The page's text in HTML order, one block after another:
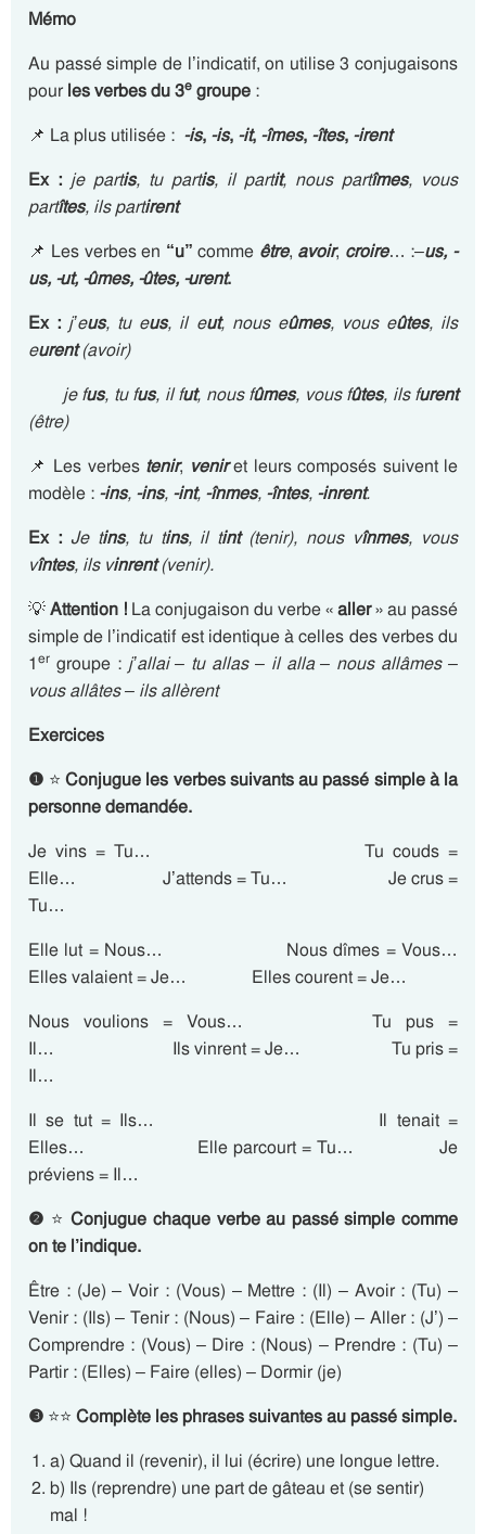
Mémo
Au passé simple de l’indicatif, on utilise 3 conjugaisons
pour les verbes du 3e groupe :
📌 La plus utilisée : -is, -is, -it, -îmes, -îtes, -irent
Ex : je partis, tu partis, il partit, nous partîmes, vous
partîtes, ils partirent
📌 Les verbes en “u” comme être, avoir, croire… :–us, -
us, -ut, -ûmes, -ûtes, -urent.
Ex : j’eus, tu eus, il eut, nous eûmes, vous eûtes, ils
eurent(avoir)
je fus, tu fus, il fut, nous fûmes, vous fûtes, ils furent
(être)
📌 Les verbes tenir, veniret leurs composés suivent le
modèle : -ins, -ins, -int, -înmes, -întes, -inrent.
Ex : Je tins, tu tins, il tint(tenir), nous vînmes, vous
vîntes, ils vinrent(venir).
💡Attention ! La conjugaison du verbe «aller» au passé
simple de l’indicatif est identique à celles des verbes du
1er groupe : j’allai – tu allas – il alla – nous allâmes –
vous allâtes – ils allèrent
Exercices
❶ ⭐ Conjugue les verbes suivants au passé simple à la
personne demandée.
Je vins = Tu… Tu couds =
Elle… J’attends = Tu… Je crus =
Tu…
Elle lut = Nous… Nous dîmes = Vous…
Elles valaient = Je… Elles courent = Je…
Nous voulions = Vous… Tu pus =
Il… Ils vinrent = Je… Tu pris =
Il…
Il se tut = Ils… Il tenait =
Elles… Elle parcourt = Tu… Je
préviens = Il…
❷ ⭐Conjugue chaque verbe au passé simple comme
on te l’indique.
Être : (Je) – Voir : (Vous) – Mettre : (Il) – Avoir : (Tu) –
Venir : (Ils) – Tenir : (Nous) – Faire : (Elle) – Aller : (J’) –
Comprendre : (Vous) – Dire : (Nous) – Prendre : (Tu) –
Partir : (Elles) – Faire (elles) – Dormir (je)
❸ ⭐⭐ Complète les phrases suivantes au passé simple.
a) Quand il (revenir), il lui (écrire) une longue lettre.
b) Ils (reprendre) une part de gâteau et (se sentir)
mal !